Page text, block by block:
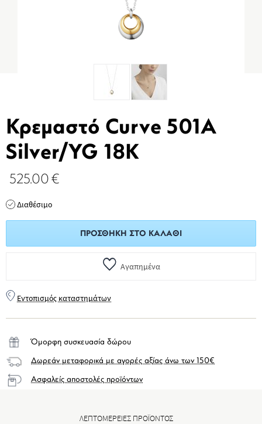
Κρεμαστό Curve 501A
Silver/YG 18K
525.00 €
Διαθέσιμο
ΠΡΟΣΘΉΚΗ ΣΤΟ ΚΑΛΆΘΙ
Αγαπημένα
Εντοπισμός καταστημάτων
Όμορφη συσκευασία δώρου
Δωρεάν μεταφορικά με αγορές αξίας άνω των 150€
Ασφαλείς αποστολές προϊόντων
ΛΕΠΤΟΜΕΡΕΙΕΣ ΠΡΟΪΟΝΤΟΣ